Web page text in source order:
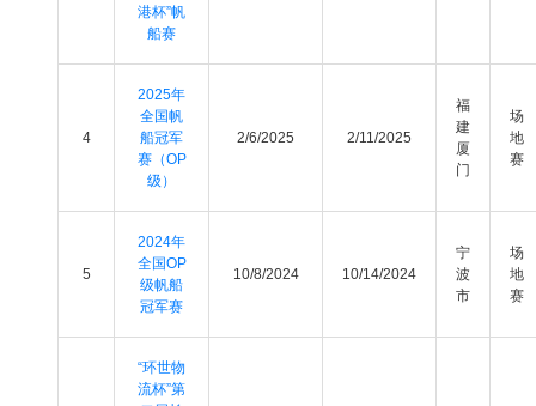
港杯”帆
船赛
4
2025年
全国帆
船冠军
赛（OP
级）
2/6/2025 2/11/2025
福
建
厦
门
场
地
赛
5
2024年
全国OP
级帆船
冠军赛
10/8/2024 10/14/2024
宁
波
市
场
地
赛
“环世物
流杯”第